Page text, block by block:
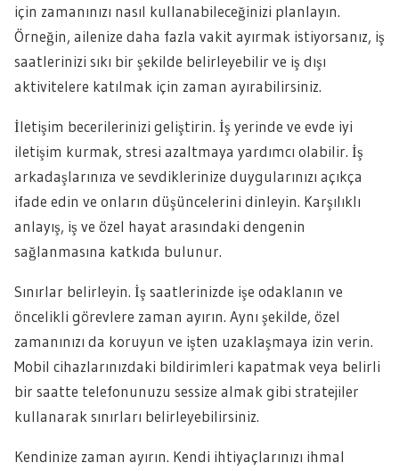
için zamanınızı nasıl kullanabileceğinizi planlayın.
Örneğin, ailenize daha fazla vakit ayırmak istiyorsanız, iş
saatlerinizi sıkı bir şekilde belirleyebilir ve iş dışı
aktivitelere katılmak için zaman ayırabilirsiniz.
İletişim becerilerinizi geliştirin. İş yerinde ve evde iyi
iletişim kurmak, stresi azaltmaya yardımcı olabilir. İş
arkadaşlarınıza ve sevdiklerinize duygularınızı açıkça
ifade edin ve onların düşüncelerini dinleyin. Karşılıklı
anlayış, iş ve özel hayat arasındaki dengenin
sağlanmasına katkıda bulunur.
Sınırlar belirleyin. İş saatlerinizde işe odaklanın ve
öncelikli görevlere zaman ayırın. Aynı şekilde, özel
zamanınızı da koruyun ve işten uzaklaşmaya izin verin.
Mobil cihazlarınızdaki bildirimleri kapatmak veya belirli
bir saatte telefonunuzu sessize almak gibi stratejiler
kullanarak sınırları belirleyebilirsiniz.
Kendinize zaman ayırın. Kendi ihtiyaçlarınızı ihmal